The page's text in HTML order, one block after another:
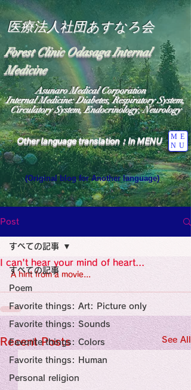
医療法人社団あすなろ会
Forest Clinic Odasaga Internal
Medicine
Other language translation：In MENU
ME
NU
Asunaro Medical Corporation
Internal Medicine: Diabetes, Respiratory System,
Circulatory System, Endocrinology, Neurology
(Original blog for Another language)
Heavens: Beyond the Universe: The World
the God of Light Resides"
Medicine Specialist
Specialist
Wide Blog
Medicine
Religion
Post
すべての記事
Poem
Favorite things: Art: Picture only
Favorite things: Sounds
Favorite things: Colors
Favorite things: Human
Personal religion
すべての記事
I can't hear your mind of heart...
A hint from a movie...
Recent Posts See All